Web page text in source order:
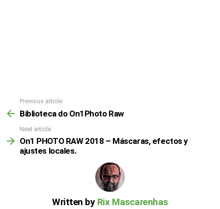
Previous article
Biblioteca do On1Photo Raw
Next article
On1 PHOTO RAW 2018 – Máscaras, efectos y
ajustes locales.
Written by Rix Mascarenhas